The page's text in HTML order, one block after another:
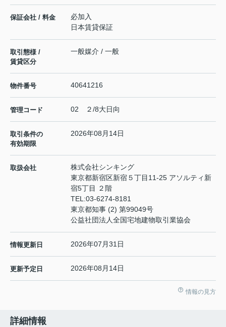
保証会社 / 料金
必加入
日本賃貸保証
取引態様 /
賃貸区分
一般媒介 / 一般
物件番号 40641216
管理コード 02 ２/8大日向
取引条件の
有効期限
2026年08月14日
取扱会社
株式会社シンキング
東京都新宿区新宿５丁目11-25 アソルティ新
宿5丁目 ２階
TEL:03-6274-8181
東京都知事 (2) 第99049号
公益社団法人全国宅地建物取引業協会
情報更新日 2026年07月31日
更新予定日 2026年08月14日
情報の見方
詳細情報